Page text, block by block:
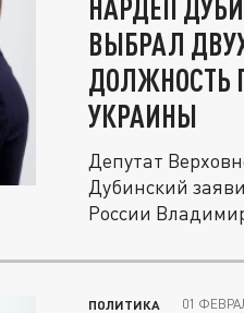
НАРДЕП
ВЫБРАЛ
ДОЛЖНОСТЬ
УКРАИНЫ
Депутат
Дубинский
России
ПОЛИТИКА 01